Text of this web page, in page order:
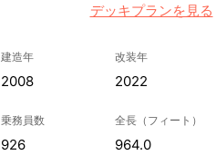
デッキプランを見る
建造年
2008
改装年
2022
乗務員数
926
全長（フィート）
964.0